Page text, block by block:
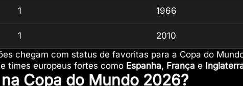
1 1966
1
2010
chegam com status de favoritas para a Copa do
times europeus fortes como Espanha, França e
Copa do Mundo 2026?